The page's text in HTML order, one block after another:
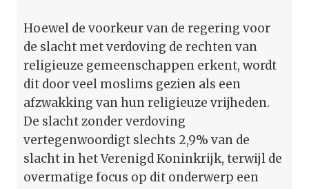
Hoewel de voorkeur van de regering voor
de slacht met verdoving de rechten van
religieuze gemeenschappen erkent, wordt
dit door veel moslims gezien als een
afzwakking van hun religieuze vrijheden.
De slacht zonder verdoving
vertegenwoordigt slechts 2,9% van de
slacht in het Verenigd Koninkrijk, terwijl de
overmatige focus op dit onderwerp een